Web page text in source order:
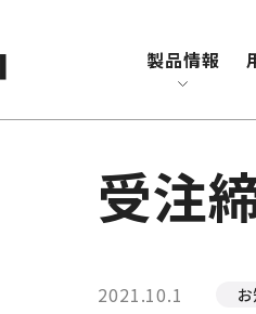
株式会社イチグチ
製品情報
受注
2021.10.1